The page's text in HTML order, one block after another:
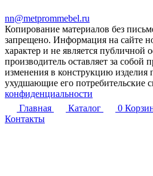
nn@metprommebel.ru
Копирование материалов без
запрещено. Информация на сайте
характер и не является публичной
производитель оставляет за собой
изменения в конструкцию изделия
ухудшающие его потребительские
конфиденциальности
Главная
Каталог 0
Контакты